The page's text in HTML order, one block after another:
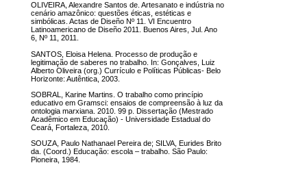
OLIVEIRA, Alexandre Santos de. Artesanato e indústria no
cenário amazônico: questões éticas, estéticas e
simbólicas. Actas de Diseño Nº 11. VI Encuentro
Latinoamericano de Diseño 2011. Buenos Aires, Jul. Ano
6, Nº 11, 2011.
SANTOS, Eloisa Helena. Processo de produção e
legitimação de saberes no trabalho. In: Gonçalves, Luiz
Alberto Oliveira (org.) Currículo e Políticas Públicas- Belo
Horizonte: Autêntica, 2003.
SOBRAL, Karine Martins. O trabalho como princípio
educativo em Gramsci: ensaios de compreensão à luz da
ontologia marxiana. 2010. 99 p. Dissertação (Mestrado
Acadêmico em Educação) - Universidade Estadual do
Ceará, Fortaleza, 2010.
SOUZA, Paulo Nathanael Pereira de; SILVA, Eurides Brito
da. (Coord.) Educação: escola – trabalho. São Paulo:
Pioneira, 1984.